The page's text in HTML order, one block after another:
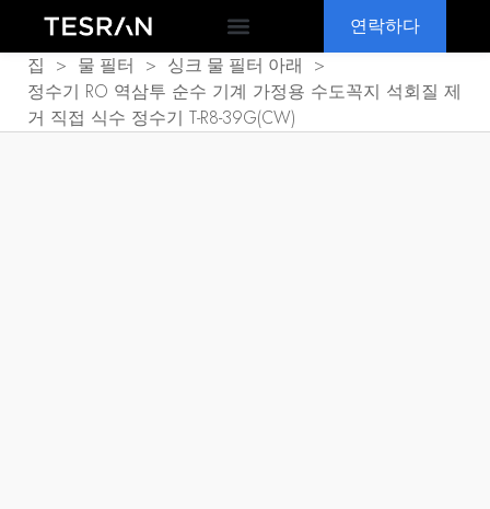
연락하다
집 > 물 필터 > 싱크 물 필터 아래
>
정수기 RO 역삼투 순수 기계 가정용 수도꼭지 석회질 제
거 직접 식수 정수기 T-R8-39G(CW)